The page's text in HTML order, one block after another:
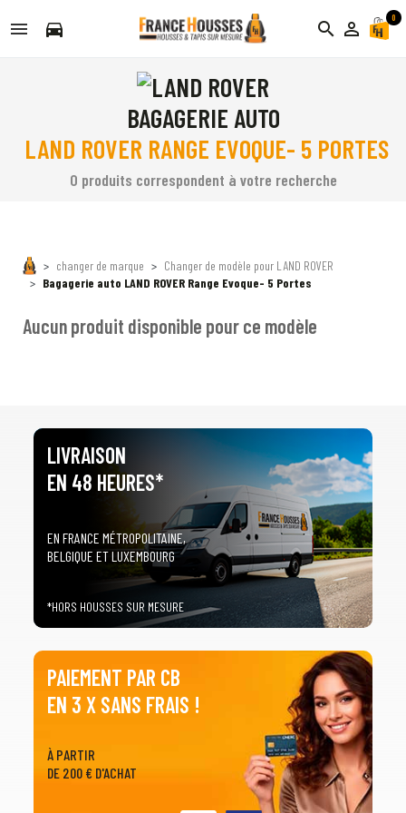
directions_car search person_outline
0
BAGAGERIE AUTO
LAND ROVER RANGE EVOQUE- 5 PORTES
0 produits correspondent à votre recherche
changer de marque
Changer de modèle pour LAND ROVER
Bagagerie auto LAND ROVER Range Evoque- 5 Portes
Aucun produit disponible pour ce modèle
LIVRAISON
EN 48 HEURES*
EN FRANCE MÉTROPOLITAINE,
BELGIQUE ET LUXEMBOURG
*HORS HOUSSES SUR MESURE
PAIEMENT PAR CB
EN 3 X SANS FRAIS !
À PARTIR
DE 200 € D'ACHAT